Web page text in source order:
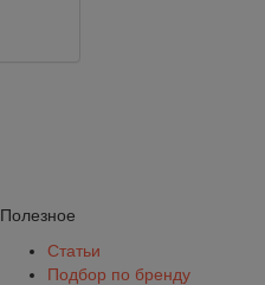
Полезное
Статьи
Подбор по бренду